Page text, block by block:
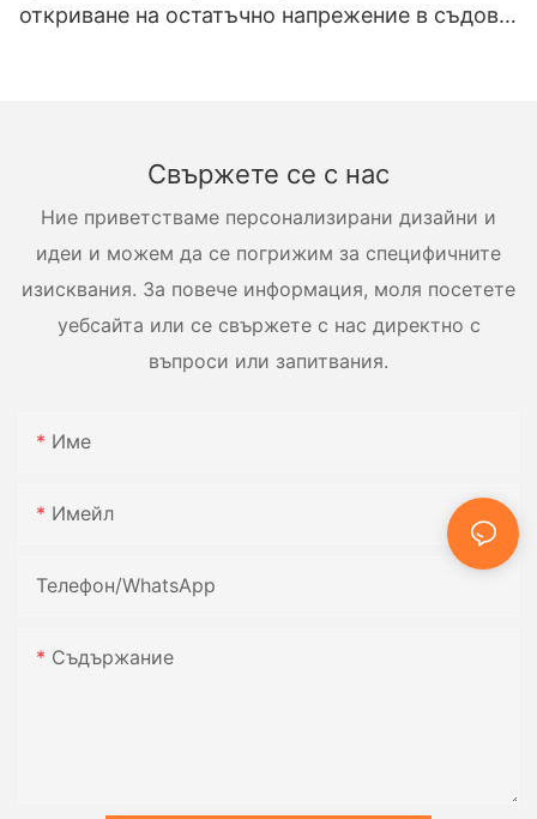
откриване на остатъчно напрежение в съдове
Свържете се с нас
Ние приветстваме персонализирани дизайни и
идеи и можем да се погрижим за специфичните
изисквания. За повече информация, моля посетете
уебсайта или се свържете с нас директно с
въпроси или запитвания.
Име
Имейл
Телефон/WhatsApp
Съдържание